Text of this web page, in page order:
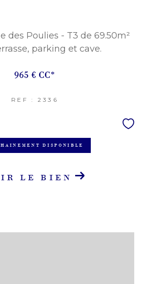
des Poulies - T3 de 69.50m²
parking et cave.
965 € CC*
REF : 2336
DISPONIBLE
LE BIEN